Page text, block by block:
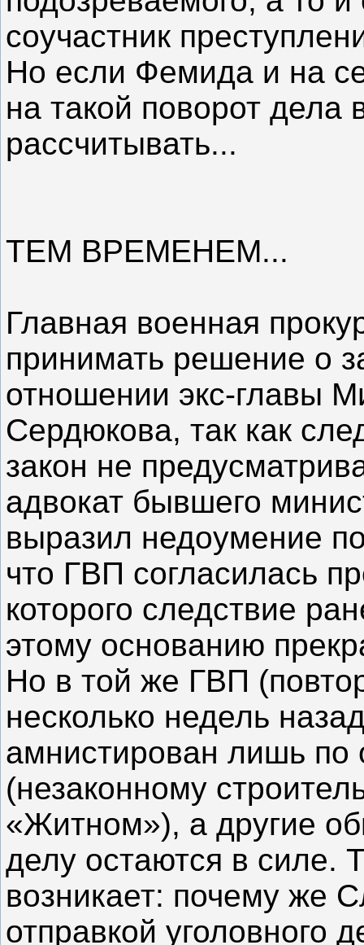
соучастник
Но если Фемида и на
на такой поворот дела
рассчитывать...
ТЕМ ВРЕМЕНЕМ...
Главная военная
принимать решение о
отношении экс-главы
Сердюкова, так как
закон не
адвокат бывшего
выразил недоумение
что ГВП согласилась
которого следствие
этому основанию
Но в той же ГВП
несколько недель
амнистирован лишь по
(незаконному
«Житном»), а другие
делу остаются в силе.
возникает: почему же
отправкой уголовного